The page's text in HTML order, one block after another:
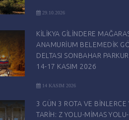
29.10.2026
KİLİKYA GİLİNDERE
ANAMURİUM BELEMEDİK
DELTASI SONBAHAR
14-17 KASIM 2026
14 KASIM 2026
3 GÜN 3 ROTA VE BİNLERCE
TARİH: Z YOLU-MİMAS YOLU-